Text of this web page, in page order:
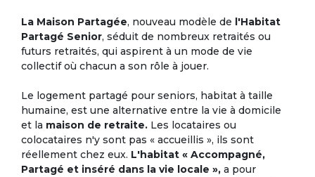
La Maison Partagée, nouveau modèle de l'Habitat
Partagé Senior, séduit de nombreux retraités ou
futurs retraités, qui aspirent à un mode de vie
collectif où chacun a son rôle à jouer.
Le logement partagé pour seniors, habitat à taille
humaine, est une alternative entre la vie à domicile
et la maison de retraite. Les locataires ou
colocataires n'y sont pas « accueillis », ils sont
réellement chez eux. L'habitat « Accompagné,
Partagé et inséré dans la vie locale », a pour